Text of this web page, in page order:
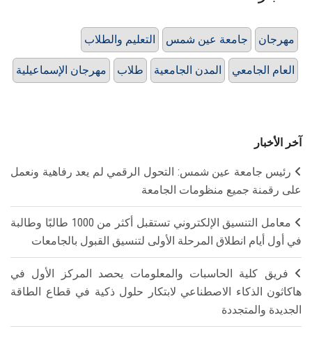
التعليم والطلاب جامعة عين شمس مهرجان
مهرجان الإسماعيلية طلاب المدن الجامعية العام الجامعي
آخر الأخبار
رئيس جامعة عين شمس: التحول الرقمي لم يعد رفاهية ونعمل
على رقمنة جميع منظومات الجامعة
معامل التنسيق الإلكتروني تستقبل أكثر من 1000 طالبًا وطالبة
في أول أيام انطلاق المرحلة الأولى لتنسيق القبول بالجامعات
فريق كلية الحاسبات والمعلومات يحصد المركز الأول في
هاكاثون الذكاء الاصطناعي لابتكار حلول ذكية في قطاع الطاقة
الجديدة والمتجددة